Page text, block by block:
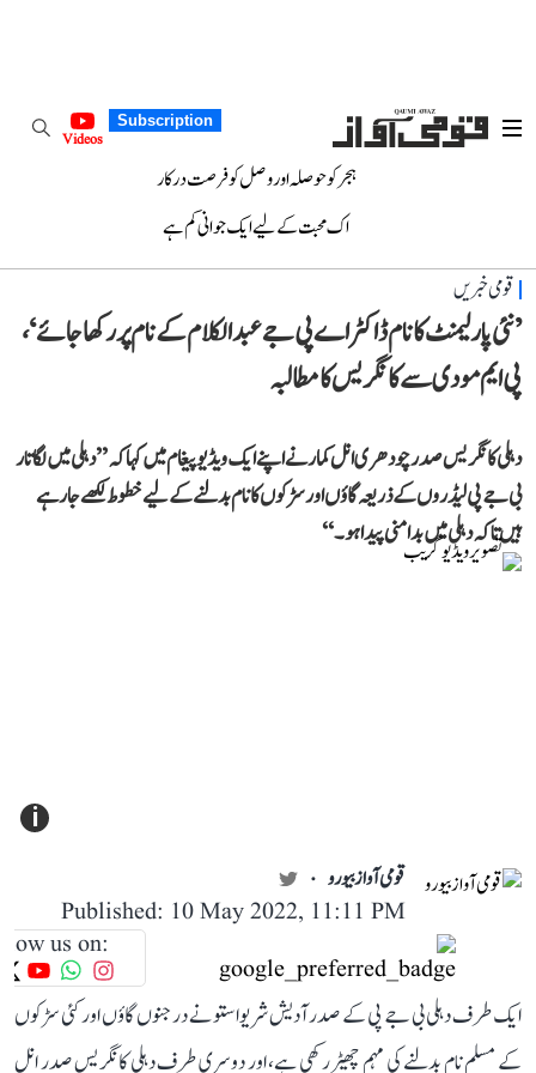
Subscription
Videos
ہجر کو حوصلہ اور وصل کو فرصت درکار
اک محبت کے لیے ایک جوانی کم ہے
قومی خبریں
’نئی پارلیمنٹ کا نام ڈاکٹر اے پی جے عبدالکلام کے نام پر رکھا جائے‘،
پی ایم مودی سے کانگریس کا مطالبہ
دہلی کانگریس صدر چودھری انل کمار نے اپنے ایک ویڈیو پیغام میں کہا کہ ’’دہلی میں لگاتار
بی جے پی لیڈروں کے ذریعہ گاؤں اور سڑکوں کا نام بدلنے کے لیے خطوط لکھے جا رہے
ہیں تاکہ دہلی میں بدامنی پیدا ہو۔‘‘
i
قومی آواز بیورو
Published: 10 May 2022, 11:11 PM
us on:
ایک طرف دہلی بی جے پی کے صدر آدیش شریواستو نے درجنوں گاؤں اور کئی سڑکوں
کے مسلم نام بدلنے کی مہم چھیڑ رکھی ہے، اور دوسری طرف دہلی کانگریس صدر انل